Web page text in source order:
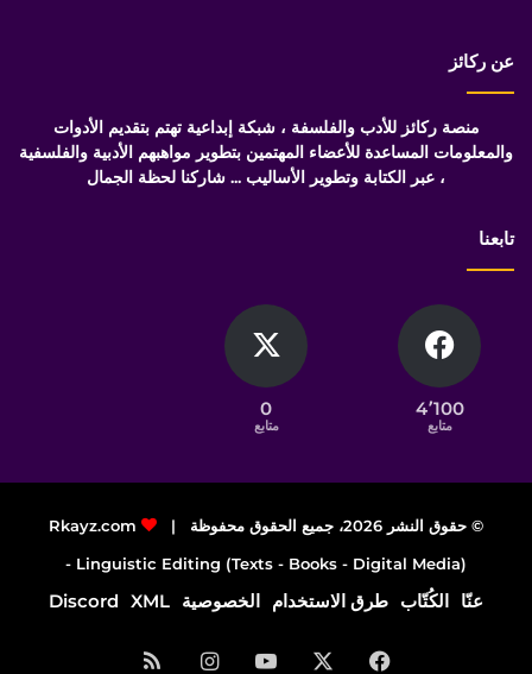
عن ركائز
منصة ركائز للأدب والفلسفة ، شبكة إبداعية تهتم بتقديم الأدوات
والمعلومات المساعدة للأعضاء المهتمين بتطوير مواهبهم الأدبية والفلسفية
، عبر الكتابة وتطوير الأساليب ... شاركنا لحظة الجمال
تابعنا
4٬100
متابع
0
متابع
© حقوق النشر 2026، جميع الحقوق محفوظة |
Rkayz.com
Linguistic Editing (Texts - Books - Digital Media) -
عنّا الكُتّاب طرق الاستخدام الخصوصية XML
Discord
فيسبوك ‫YouTubeانستقرامملخص